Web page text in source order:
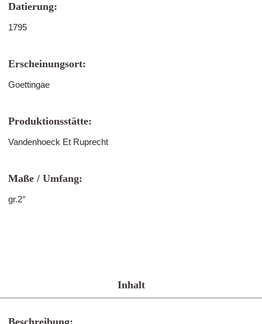
Datierung:
1795
Erscheinungsort:
Goettingae
Produktionsstätte:
Vandenhoeck Et Ruprecht
Maße / Umfang:
gr.2°
Inhalt
Beschreibung: